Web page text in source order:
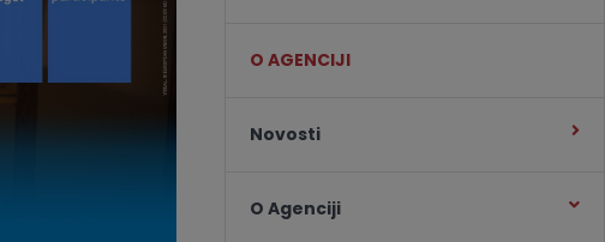
O AGENCIJI
Novosti
O Agenciji